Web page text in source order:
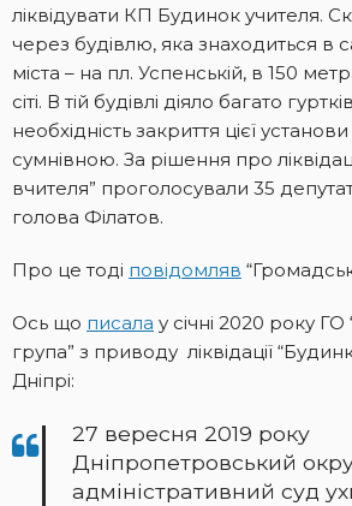
ліквідувати КП Будинок учителя.
через будівлю, яка знаходиться в
міста – на пл. Успенській, в 150
сіті. В тій будівлі діяло багато
необхідність закриття цієї
сумнівною. За рішення про
вчителя” проголосували 35
голова Філатов.
Про це тоді повідомляв
Ось що писала у січні 2020 року
група” з приводу ліквідації
Дніпрі:
27 вересня 2019 року
Дніпропетровський
адміністративний суд